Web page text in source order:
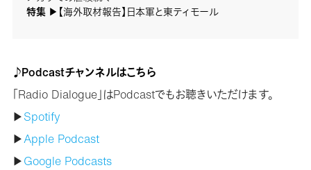
特集▶【海外取材報告】日本軍と東ティモール
♪Podcastチャンネルはこちら
「Radio Dialogue」はPodcastでもお聴きいただけます。
▶Spotify
▶Apple Podcast
▶Google Podcasts